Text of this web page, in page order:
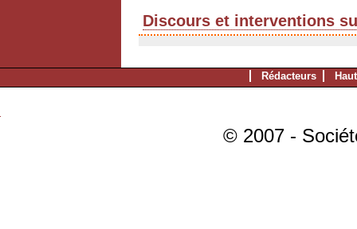
Discours et interventions
Rédacteurs
© 2007 -